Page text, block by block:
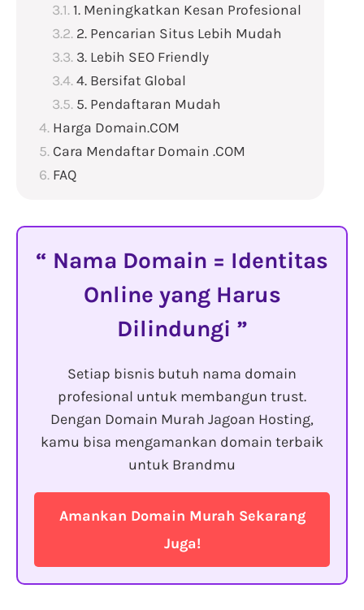
1. Meningkatkan Kesan Profesional
2. Pencarian Situs Lebih Mudah
3. Lebih SEO Friendly
4. Bersifat Global
5. Pendaftaran Mudah
Harga Domain.COM
Cara Mendaftar Domain .COM
FAQ
Nama Domain = Identitas
Online yang Harus
Dilindungi
Setiap bisnis butuh nama domain
profesional untuk membangun trust.
Dengan Domain Murah Jagoan Hosting,
kamu bisa mengamankan domain terbaik
untuk Brandmu
Amankan Domain Murah Sekarang
Juga!